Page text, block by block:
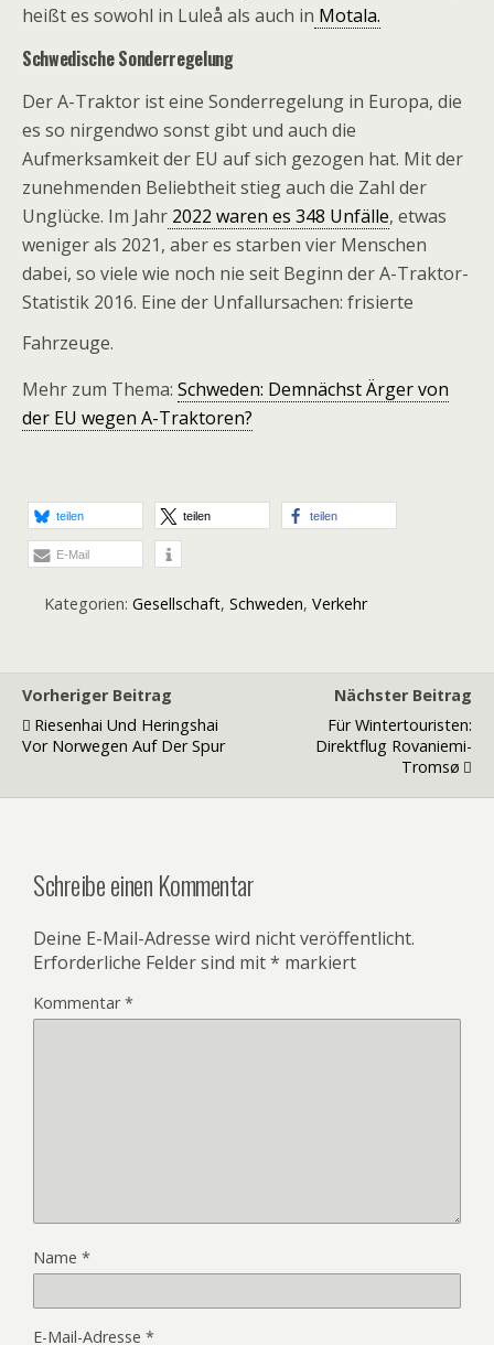
heißt es sowohl in Luleå als auch in Motala.
Schwedische Sonderregelung
Der A-Traktor ist eine Sonderregelung in Europa, die
es so nirgendwo sonst gibt und auch die
Aufmerksamkeit der EU auf sich gezogen hat. Mit der
zunehmenden Beliebtheit stieg auch die Zahl der
Unglücke. Im Jahr 2022 waren es 348 Unfälle, etwas
weniger als 2021, aber es starben vier Menschen
dabei, so viele wie noch nie seit Beginn der A-Traktor-
Statistik 2016. Eine der Unfallursachen: frisierte
Fahrzeuge.
Mehr zum Thema: Schweden: Demnächst Ärger von
der EU wegen A-Traktoren?
teilen teilen teilen
E-Mail
Kategorien: Gesellschaft, Schweden, Verkehr
Vorheriger Beitrag
Riesenhai Und Heringshai
Vor Norwegen Auf Der Spur
Nächster Beitrag
Für Wintertouristen:
Direktflug Rovaniemi-
Tromsø
Schreibe einen Kommentar
Deine E-Mail-Adresse wird nicht veröffentlicht.
Erforderliche Felder sind mit* markiert
Kommentar*
Name *
E-Mail-Adresse *